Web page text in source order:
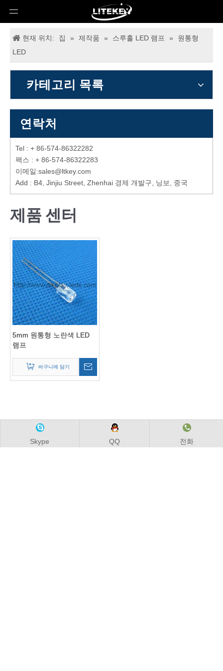
현재 위치: 집 » 제작품 » 스루홀 LED 램프 »
원통형
LED
카테고리 목록
연락처
Tel : + 86-574-86322282
팩스 : + 86-574-86322283
이메일:sales@ltkey.com
Add : B4, Jinjiu Street, Zhenhai 경제 개발구, 닝보, 중국
제품 센터
5mm 원통형 노란색 LED
램프
바구니에 담기
Skype QQ 전화